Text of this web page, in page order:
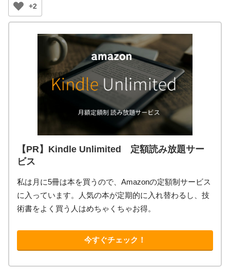
+2
【PR】Kindle Unlimited 定額読み放題サー
ビス
私は月に5冊は本を買うので、Amazonの定額制サービス
に入っています。人気の本が定期的に入れ替わるし、技
術書をよく買う人はめちゃくちゃお得。
今すぐチェック！